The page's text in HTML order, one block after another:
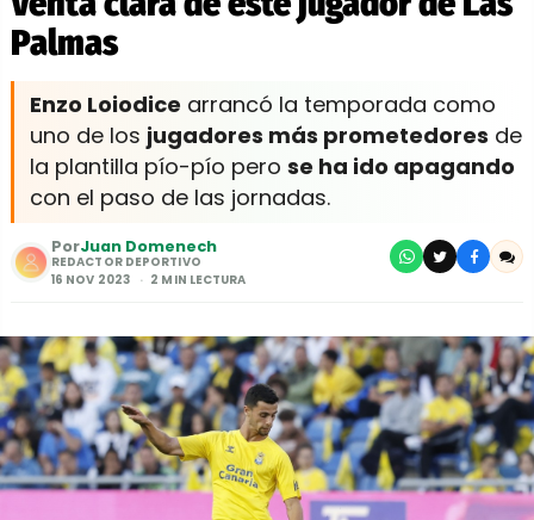
Palmas
Enzo Loiodice arrancó la temporada como
uno de los jugadores más prometedores de
la plantilla pío-pío pero se ha ido apagando
con el paso de las jornadas.
PorJuan Domenech
REDACTOR DEPORTIVO
16 NOV 2023
2 MIN LECTURA